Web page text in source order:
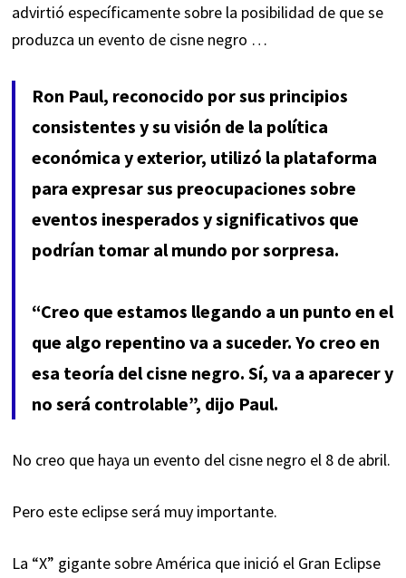
advirtió específicamente sobre la posibilidad de quese
produzca un evento de cisne negro …
Ron Paul, reconocido por sus principios
consistentes y su visión de la política
económica y exterior, utilizó la plataforma
para expresar sus preocupaciones sobre
eventos inesperados y significativos que
podrían tomar al mundo por sorpresa.
“Creo que estamos llegando a un punto en el
que algo repentino va a suceder. Yo creo en
esa teoría del cisne negro. Sí, va a aparecer y
no será controlable”, dijo Paul.
No creo que haya un evento del cisne negro el 8 de abril.
Pero este eclipse será muy importante.
La “X” gigante sobre América que inició el Gran Eclipse